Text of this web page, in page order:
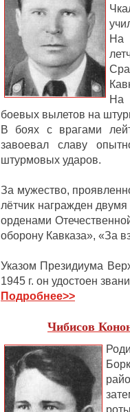
На
На
боевых вылетов на
В боях с врагами
завоевал славу
штурмовых ударов.
За мужество,
лётчик награжден
орденами
оборону Кавказа», «За
Указом Президиума
1945 г. он удостоен
Подробнее>>
Чибисов